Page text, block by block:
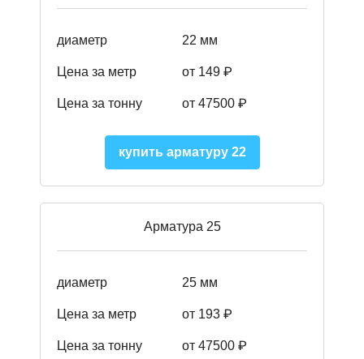
диаметр 22 мм
Цена за метр от 149 ₽
Цена за тонну от 47500 ₽
купить арматуру 22
Арматура 25
диаметр 25 мм
Цена за метр от 193 ₽
Цена за тонну от 47500 ₽